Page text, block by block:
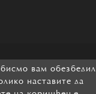
вам
наставите да
задржана.